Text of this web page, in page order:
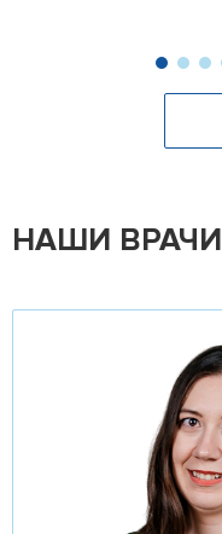
НАШИ ВРАЧИ